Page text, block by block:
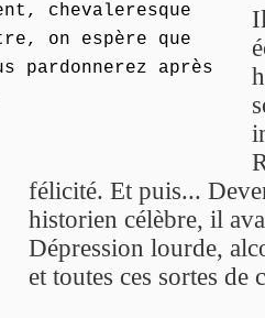
chevaleresque
on espère que
pardonnerez après
félicité. Et puis...
historien célèbre, il
Dépression lourde,
et toutes ces sortes de